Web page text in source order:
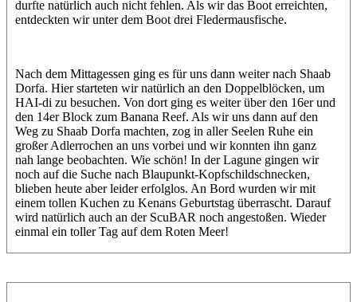
durfte natürlich auch nicht fehlen. Als wir das Boot erreichten,
entdeckten wir unter dem Boot drei Fledermausfische.
Nach dem Mittagessen ging es für uns dann weiter nach Shaab
Dorfa. Hier starteten wir natürlich an den Doppelblöcken, um
HAI-di zu besuchen. Von dort ging es weiter über den 16er und
den 14er Block zum Banana Reef. Als wir uns dann auf den
Weg zu Shaab Dorfa machten, zog in aller Seelen Ruhe ein
großer Adlerrochen an uns vorbei und wir konnten ihn ganz
nah lange beobachten. Wie schön! In der Lagune gingen wir
noch auf die Suche nach Blaupunkt-Kopfschildschnecken,
blieben heute aber leider erfolglos. An Bord wurden wir mit
einem tollen Kuchen zu Kenans Geburtstag überrascht. Darauf
wird natürlich auch an der ScuBAR noch angestoßen. Wieder
einmal ein toller Tag auf dem Roten Meer!